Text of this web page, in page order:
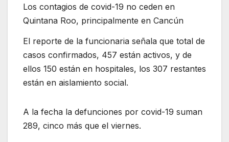
Los contagios de covid-19 no ceden en
Quintana Roo, principalmente en Cancún
El reporte de la funcionaria señala que total de
casos confirmados, 457 están activos, y de
ellos 150 están en hospitales, los 307 restantes
están en aislamiento social.
A la fecha la defunciones por covid-19 suman
289, cinco más que el viernes.